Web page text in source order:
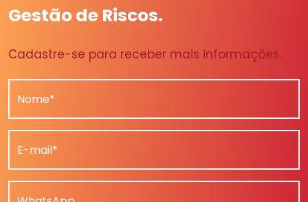
Gestão de Riscos.
Cadastre-se para receber mais informações.
Nome*
E-mail*